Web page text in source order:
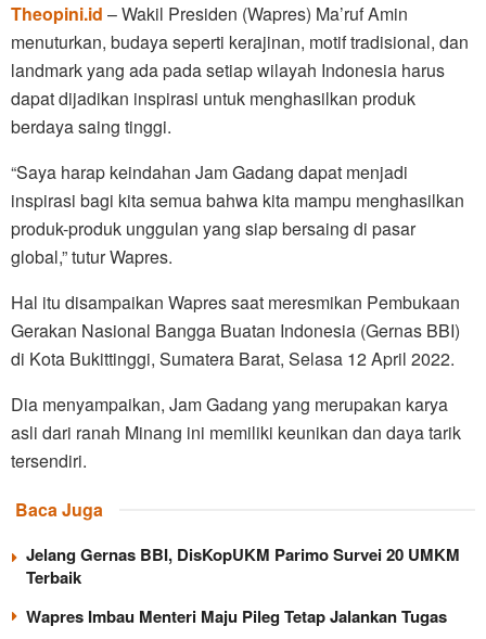
Theopini.id – Wakil Presiden (Wapres) Ma’ruf Amin
menuturkan, budaya seperti kerajinan, motif tradisional, dan
landmark yang ada pada setiap wilayah Indonesia harus
dapat dijadikan inspirasi untuk menghasilkan produk
berdaya saing tinggi.
“Saya harap keindahan Jam Gadang dapat menjadi
inspirasi bagi kita semua bahwa kita mampu menghasilkan
produk-produk unggulan yang siap bersaing di pasar
global,” tutur Wapres.
Hal itu disampaikan Wapres saat meresmikan Pembukaan
Gerakan Nasional Bangga Buatan Indonesia (Gernas BBI)
di Kota Bukittinggi, Sumatera Barat, Selasa 12 April 2022.
Dia menyampaikan, Jam Gadang yang merupakan karya
asli dari ranah Minang ini memiliki keunikan dan daya tarik
tersendiri.
Baca Juga
Jelang Gernas BBI, DisKopUKM Parimo Survei 20 UMKM
Terbaik
Wapres Imbau Menteri Maju Pileg Tetap Jalankan Tugas